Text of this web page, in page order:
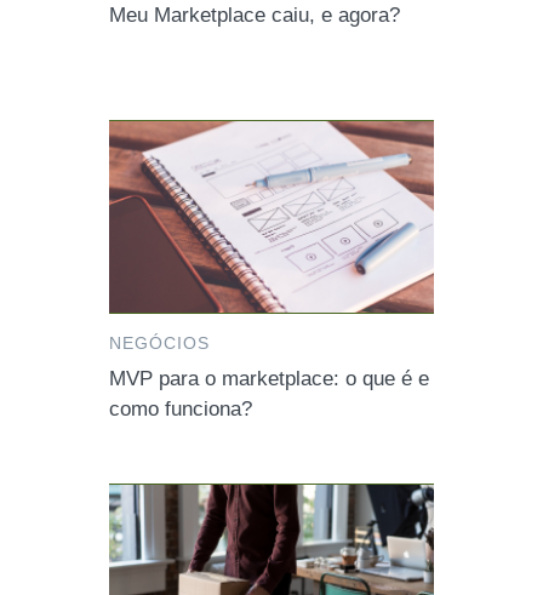
Meu Marketplace caiu, e agora?
NEGÓCIOS
MVP para o marketplace: o que é e
como funciona?